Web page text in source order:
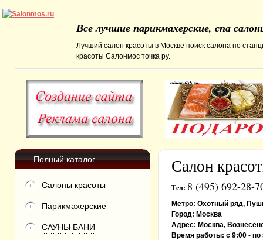
Все лучшие парикмахерские, спа
Лучший салон красоты в Москве поиск салона по
красоты Салонмос точка ру.
Полный каталог
Салоны красоты
Парикмахерские
САУНЫ БАНИ
Салон
Тел: 8 (495) 692-28-
Метро: Охотный ряд,
Город: Москва
Адрес: Москва,
Время работы: с 9:00 - по